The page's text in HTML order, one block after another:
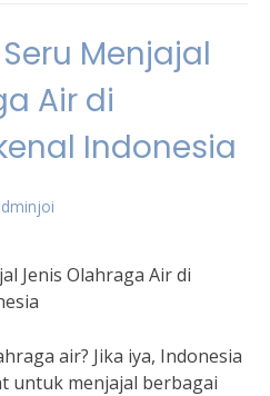
Menjajal
Air di
Indonesia
Jenis Olahraga Air di
air? Jika iya, Indonesia
untuk menjajal berbagai